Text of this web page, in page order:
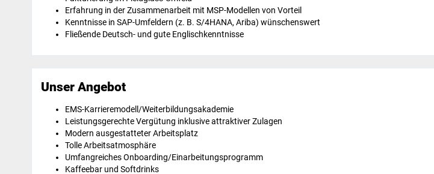
Erfahrung in der Zusammenarbeit mit MSP-Modellen von Vorteil
Kenntnisse in SAP-Umfeldern (z. B. S/4HANA, Ariba) wünschenswert
Fließende Deutsch- und gute Englischkenntnisse
Unser Angebot
EMS-Karrieremodell/Weiterbildungsakademie
Leistungsgerechte Vergütung inklusive attraktiver Zulagen
Modern ausgestatteter Arbeitsplatz
Tolle Arbeitsatmosphäre
Umfangreiches Onboarding/Einarbeitungsprogramm
Kaffeebar und Softdrinks